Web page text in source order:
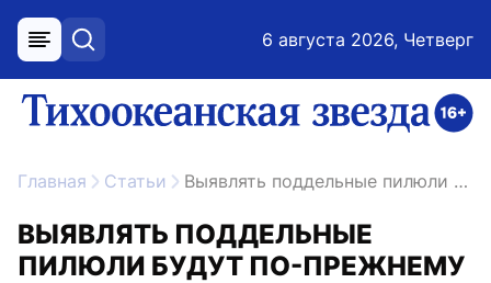
меню поиск 6 августа 2026, Четверг
ссылка на главную
Главная Статьи Выявлять поддельные пилюли будут по-прежнему
ВЫЯВЛЯТЬ ПОДДЕЛЬНЫЕ
ПИЛЮЛИ БУДУТ ПО-ПРЕЖНЕМУ